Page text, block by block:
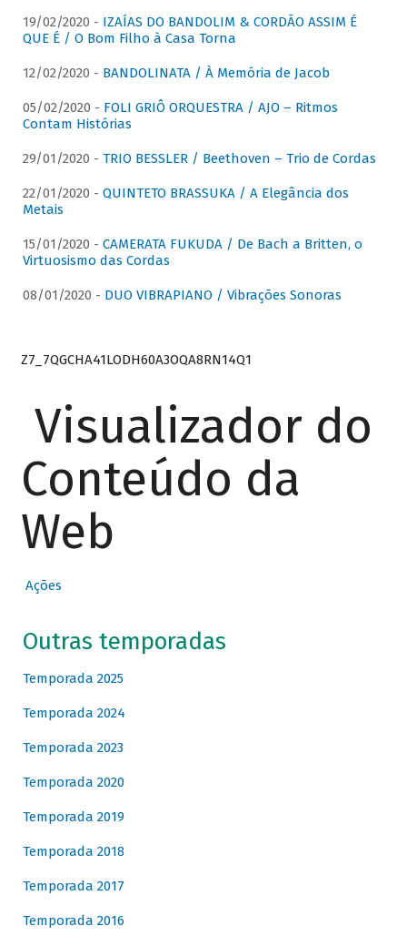
19/02/2020 - IZAÍAS DO BANDOLIM & CORDÃO ASSIM É
QUE É / O Bom Filho à Casa Torna
12/02/2020 - BANDOLINATA / À Memória de Jacob
05/02/2020 - FOLI GRIÔ ORQUESTRA / AJO – Ritmos
Contam Histórias
29/01/2020 - TRIO BESSLER / Beethoven – Trio de Cordas
22/01/2020 - QUINTETO BRASSUKA / A Elegância dos
Metais
15/01/2020 - CAMERATA FUKUDA / De Bach a Britten, o
Virtuosismo das Cordas
08/01/2020 - DUO VIBRAPIANO / Vibrações Sonoras
Z7_7QGCHA41LODH60A3OQA8RN14Q1
Visualizador do
Conteúdo da
Web
Ações
Outras temporadas
Temporada 2025
Temporada 2024
Temporada 2023
Temporada 2020
Temporada 2019
Temporada 2018
Temporada 2017
Temporada 2016